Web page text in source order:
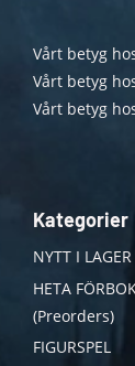
Vårt betyg
Vårt betyg
Vårt betyg
Kategorier
NYTT I LAGER
HETA
(Preorders)
FIGURSPEL